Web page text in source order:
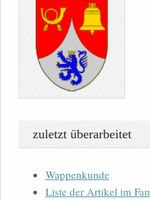
zuletzt überarbeitet
Wappenkunde
Liste der Artikel im